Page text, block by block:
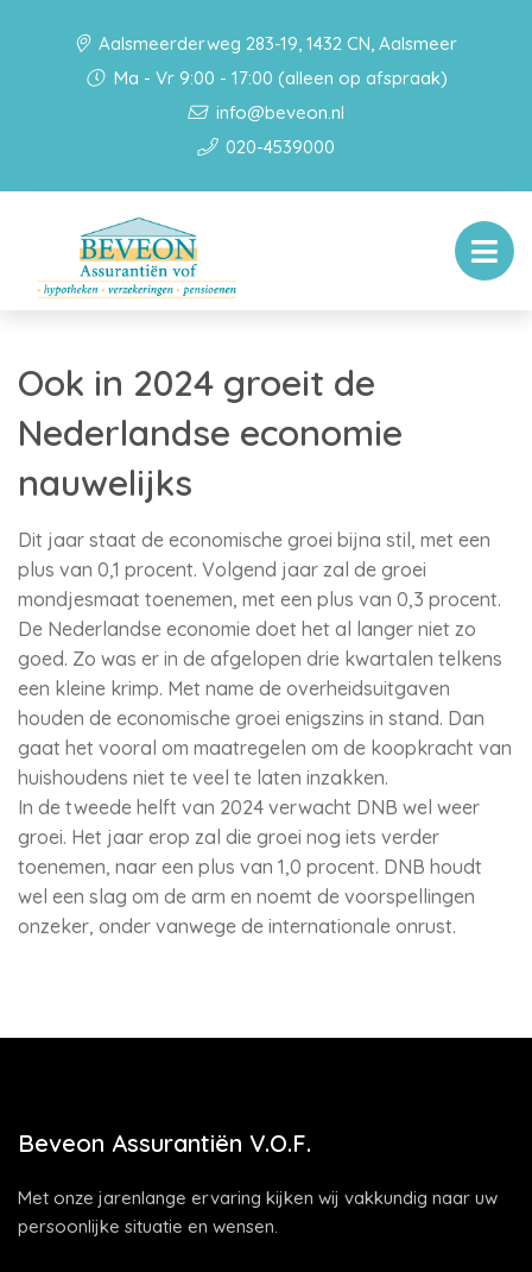
Aalsmeerderweg 283-19, 1432 CN, Aalsmeer
Ma - Vr 9:00 - 17:00 (alleen op afspraak)
info@beveon.nl
020-4539000
Ook in 2024 groeit de
Nederlandse economie
nauwelijks
Dit jaar staat de economische groei bijna stil, met een
plus van 0,1 procent. Volgend jaar zal de groei
mondjesmaat toenemen, met een plus van 0,3 procent.
De Nederlandse economie doet het al langer niet zo
goed. Zo was er in de afgelopen drie kwartalen telkens
een kleine krimp. Met name de overheidsuitgaven
houden de economische groei enigszins in stand. Dan
gaat het vooral om maatregelen om de koopkracht van
huishoudens niet te veel te laten inzakken.
In de tweede helft van 2024 verwacht DNB wel weer
groei. Het jaar erop zal die groei nog iets verder
toenemen, naar een plus van 1,0 procent. DNB houdt
wel een slag om de arm en noemt de voorspellingen
onzeker, onder vanwege de internationale onrust.
Beveon Assurantiën V.O.F.
Met onze jarenlange ervaring kijken wij vakkundig naar uw
persoonlijke situatie en wensen.